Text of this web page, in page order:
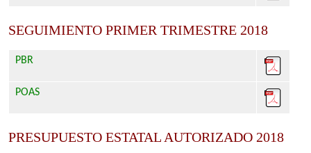
SEGUIMIENTO PRIMER TRIMESTRE 2018
PBR
POAS
PRESUPUESTO ESTATAL AUTORIZADO 2018